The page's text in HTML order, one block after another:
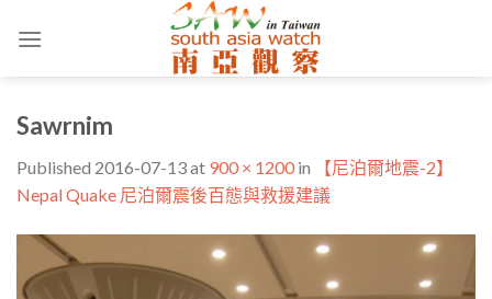
Sawrnim
Published 2016-07-13at 900 × 1200 in
【尼泊爾地震-2】
Nepal Quake 尼泊爾震後百態與救援建議